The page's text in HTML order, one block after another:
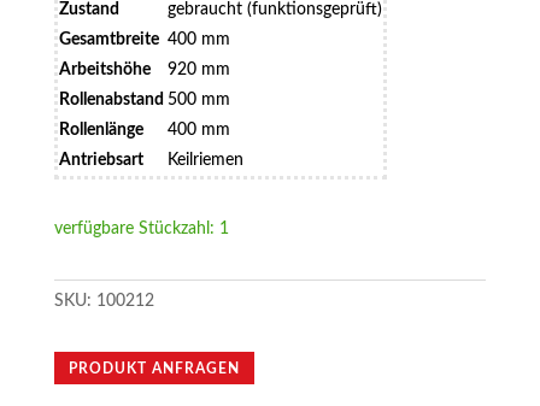
Zustand
gebraucht (funktionsgeprüft)
Gesamtbreite 400 mm
Arbeitshöhe
920 mm
Rollenabstand 500 mm
Rollenlänge
400 mm
Antriebsart
Keilriemen
verfügbare Stückzahl: 1
SKU: 100212
PRODUKT ANFRAGEN